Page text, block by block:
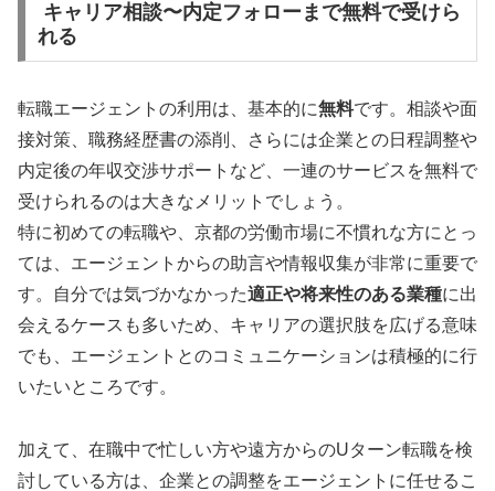
キャリア相談〜内定フォローまで無料で受けら
れる
転職エージェントの利用は、基本的に無料です。相談や面
接対策、職務経歴書の添削、さらには企業との日程調整や
内定後の年収交渉サポートなど、一連のサービスを無料で
受けられるのは大きなメリットでしょう。
特に初めての転職や、京都の労働市場に不慣れな方にとっ
ては、エージェントからの助言や情報収集が非常に重要で
す。自分では気づかなかった適正や将来性のある業種に出
会えるケースも多いため、キャリアの選択肢を広げる意味
でも、エージェントとのコミュニケーションは積極的に行
いたいところです。
加えて、在職中で忙しい方や遠方からのUターン転職を検
討している方は、企業との調整をエージェントに任せるこ